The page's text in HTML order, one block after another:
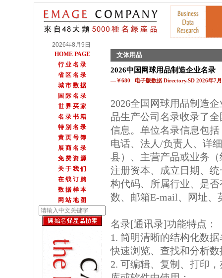
2026年8月9日
HOME PAGE
行 业 名 录
省 区 名 录
城 市 数 据
国 际 名 录
世 界 买 家
名 录 书 籍
特 别 名 录
黄 页 号 簿
展 商 名 录
免 费 资 源
关 于 我 们
在 线 订 购
数 据 样 本
网 站 地 图
文体用品
2026中国网球用品制造企业名录
—￥680 电子版数据 Directory.SD 2026年7
2026全国网球用品制造
品生产公司名录收录了
信息。单位名录信息包
电话、法人/负责人、详
县）、主营产品或业务
注册资本、成立日期、
构代码、所属行业、是
数、邮箱E-mail、网址、
名录[通讯录]功能特点：
1. 简明清晰的结构化数
快速浏览、查找和分析数
2. 可编辑、复制、打印